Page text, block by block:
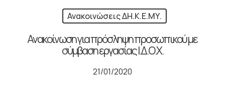
Ανακοινώσεις ΔΗ.Κ.Ε.ΜΥ.
Ανακοίνωση για πρόσληψη προσωπικού με
σύμβαση εργασίας Ι.Δ.Ο.Χ.
21/01/2020